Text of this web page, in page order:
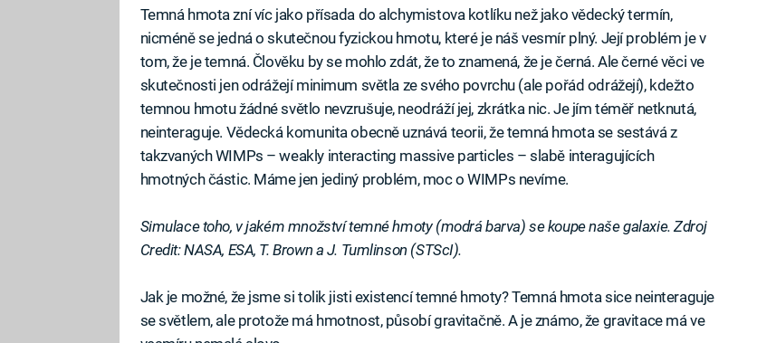
Temná hmota zní víc jako přísada do alchymistova kotlíku než jako vědecký termín,
nicméně se jedná o skutečnou fyzickou hmotu, které je náš vesmír plný. Její problém je v
tom, že je temná. Člověku by se mohlo zdát, že to znamená, že je černá. Ale černé věci ve
skutečnosti jen odrážejí minimum světla ze svého povrchu (ale pořád odrážejí), kdežto
temnou hmotu žádné světlo nevzrušuje, neodráží jej, zkrátka nic. Je jím téměř netknutá,
neinteraguje. Vědecká komunita obecně uznává teorii, že temná hmota se sestává z
takzvaných WIMPs – weakly interacting massive particles – slabě interagujících
hmotných částic. Máme jen jediný problém, moc o WIMPs nevíme.
Simulace toho, v jakém množství temné hmoty (modrá barva) se koupe naše galaxie. Zdroj
Credit: NASA, ESA, T. Brown a J. Tumlinson (STScI).
Jak je možné, že jsme si tolik jisti existencí temné hmoty? Temná hmota sice neinteraguje
se světlem, ale protože má hmotnost, působí gravitačně. A je známo, že gravitace má ve